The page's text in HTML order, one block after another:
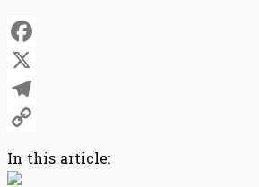
Facebook
X
Telegram
Link
In this article: